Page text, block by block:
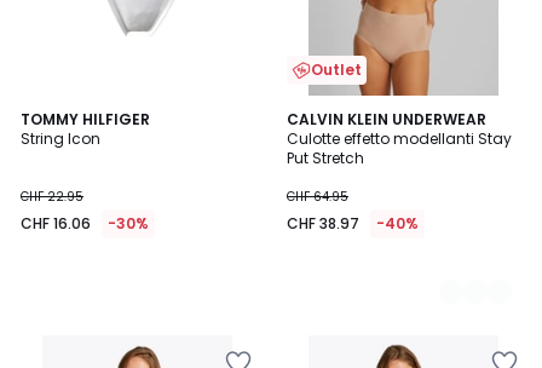
TOMMY HILFIGER
String Icon
CHF 22.95
CHF 16.06 -30%
Outlet
CALVIN KLEIN UNDERWEAR
Culotte effetto modellanti Stay
Put Stretch
CHF 64.95
CHF 38.97 -40%
2
Colori